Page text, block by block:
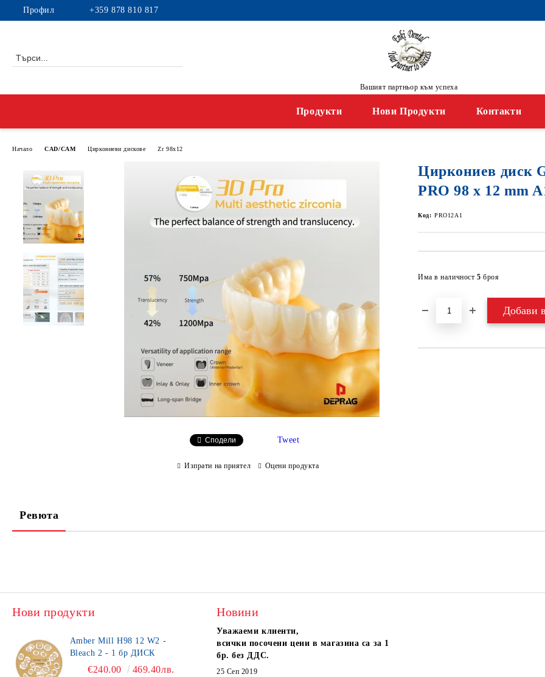
Профил +359 878 810 817
Вашият партньор към успеха
Продукти Нови Продукти Контакти
Начало CAD/CAM Циркониеви дискове Zr 98x12
Циркониев диск
PRO 98 x 12 mm
Код: PRO12A1
Има в наличност 5 броя
Сподели Tweet
Изпрати на приятел Оцени продукта
Ревюта
Нови продукти
Amber Mill H98 12 W2 -
Bleach 2 - 1 бр ДИСК
€240.00 469.40лв.
Новини
Уважаеми клиенти,
всички посочени цени в магазина са за 1
бр. без ДДС.
25 Сеп 2019